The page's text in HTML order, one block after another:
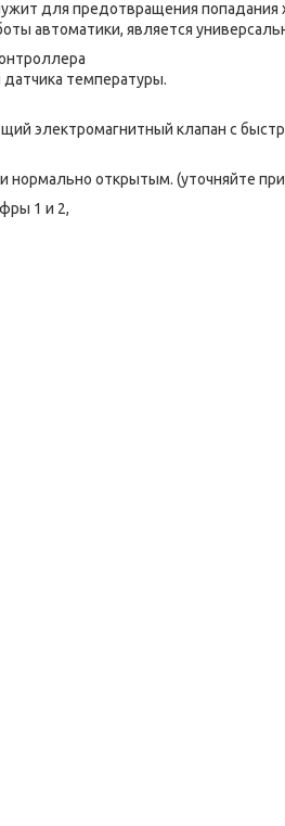
для предотвращения
автоматики, является
температуры.
электромагнитный клапан с
нормально открытым. (уточняйте
1 и 2,